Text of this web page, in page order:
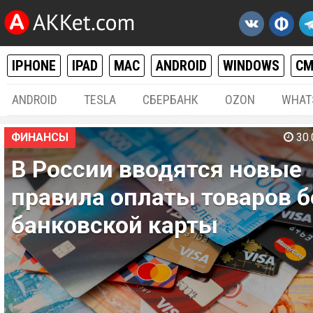
IPHONE IPAD MAC ANDROID WINDOWS
ANDROID TESLA СБЕРБАНК OZON
ФИНАНСЫ
В России вводятся новые
правила оплаты товаров
банковской карты